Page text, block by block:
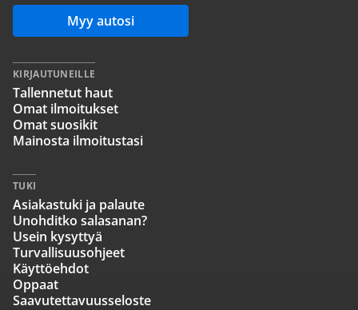
Myy autosi
KIRJAUTUNEILLE
Tallennetut haut
Omat ilmoitukset
Omat suosikit
Mainosta ilmoitustasi
TUKI
Asiakastuki ja palaute
Unohditko salasanan?
Usein kysyttyä
Turvallisuusohjeet
Käyttöehdot
Oppaat
Saavutettavuusseloste